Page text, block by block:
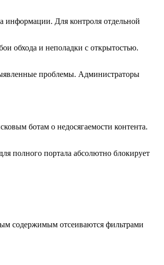
информации. Для контроля отдельной
обхода и неполадки с открытостью.
проблемы. Администраторы
ботам о недосягаемости контента.
полного портала абсолютно блокирует
содержимым отсеиваются фильтрами